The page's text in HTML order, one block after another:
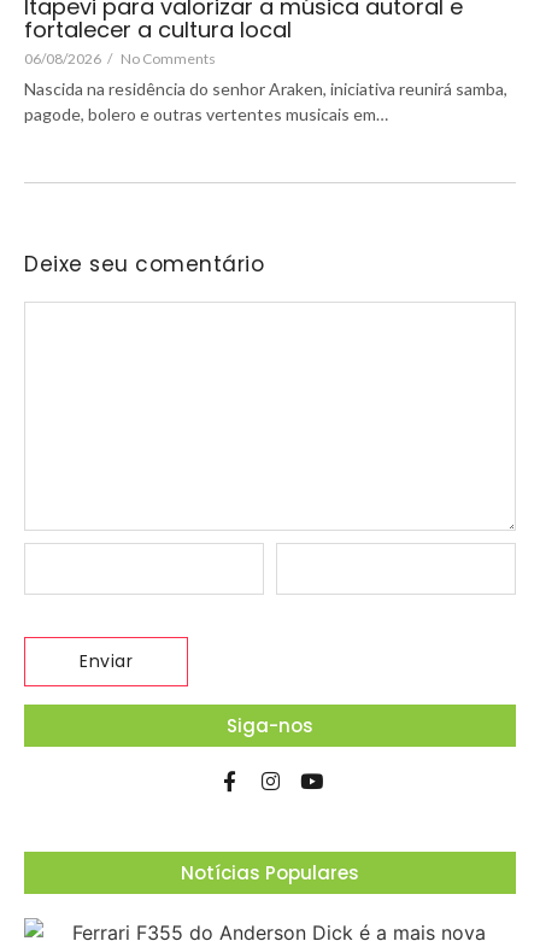
Itapevi para valorizar a música autoral e
fortalecer a cultura local
06/08/2026 / No Comments
Nascida na residência do senhor Araken, iniciativa reunirá samba,
pagode, bolero e outras vertentes musicais em…
Deixe seu comentário
Siga-nos
Notícias Populares